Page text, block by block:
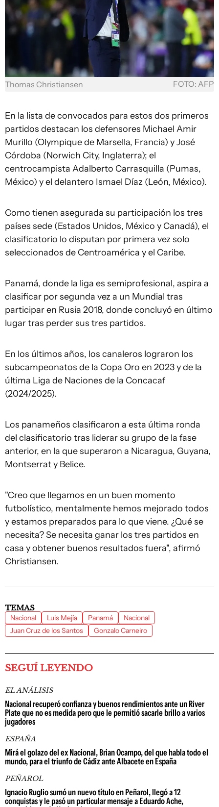
Thomas Christiansen FOTO: AFP
En la lista de convocados para estos dos primeros
partidos destacan los defensores Michael Amir
Murillo (Olympique de Marsella, Francia) y José
Córdoba (Norwich City, Inglaterra); el
centrocampista Adalberto Carrasquilla (Pumas,
México) y el delantero Ismael Díaz (León, México).
Como tienen asegurada su participación los tres
países sede (Estados Unidos, México y Canadá), el
clasificatorio lo disputan por primera vez solo
seleccionados de Centroamérica y el Caribe.
Panamá, donde la liga es semiprofesional, aspira a
clasificar por segunda vez a un Mundial tras
participar en Rusia 2018, donde concluyó en último
lugar tras perder sus tres partidos.
En los últimos años, los canaleros lograron los
subcampeonatos de la Copa Oro en 2023 y de la
última Liga de Naciones de la Concacaf
(2024/2025).
Los panameños clasificaron a esta última ronda
del clasificatorio tras liderar su grupo de la fase
anterior, en la que superaron a Nicaragua, Guyana,
Montserrat y Belice.
"Creo que llegamos en un buen momento
futbolístico, mentalmente hemos mejorado todos
y estamos preparados para lo que viene. ¿Qué se
necesita? Se necesita ganar los tres partidos en
casa y obtener buenos resultados fuera", afirmó
Christiansen.
TEMAS
Nacional Luis Mejía Panamá
Nacional
Juan Cruz de los Santos
Gonzalo Carneiro
SEGUÍ LEYENDO
EL ANÁLISIS
Nacional recuperó confianza y buenos rendimientos ante un River
Plate que no es medida pero que le permitió sacarle brillo a varios
jugadores
ESPAÑA
Mirá el golazo del ex Nacional, Brian Ocampo, del que habla todo el
mundo, para el triunfo de Cádiz ante Albacete en España
PEÑAROL
Ignacio Ruglio sumó un nuevo título en Peñarol, llegó a 12
conquistas y le pasó un particular mensaje a Eduardo Ache,